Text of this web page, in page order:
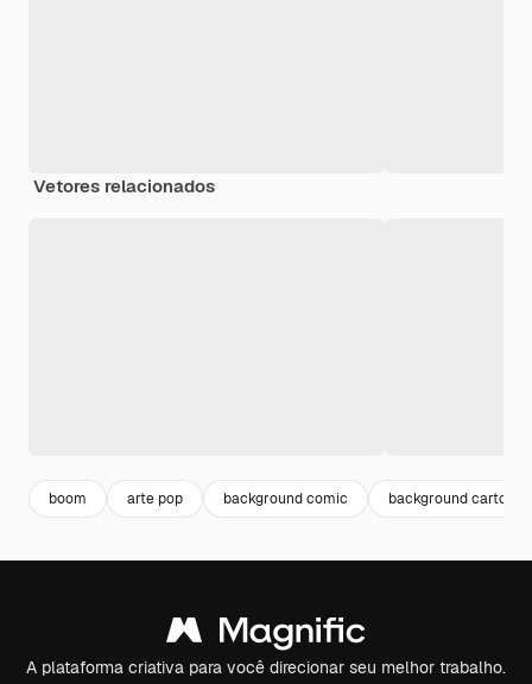
Vetores relacionados
boom arte pop background comic background cartoon
A plataforma criativa para você direcionar seu melhor trabalho.